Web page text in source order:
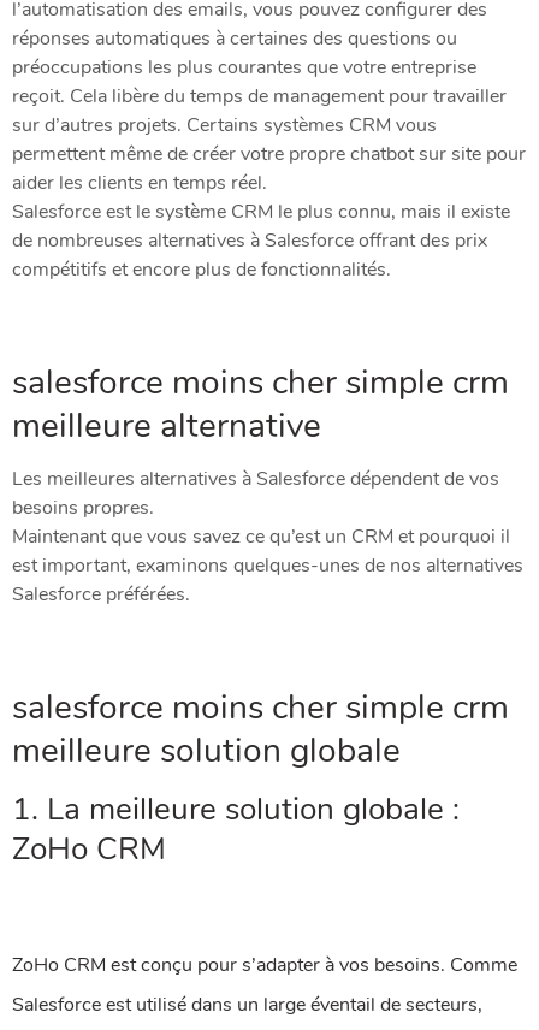
l’automatisation des emails, vous pouvez configurer des
réponses automatiques à certaines des questions ou
préoccupations les plus courantes que votre entreprise
reçoit. Cela libère du temps de management pour travailler
sur d’autres projets. Certains systèmes CRM vous
permettent même de créer votre propre chatbot sur site pour
aider les clients en temps réel.
Salesforce est le système CRM le plus connu, mais il existe
de nombreuses alternatives à Salesforce offrant des prix
compétitifs et encore plus de fonctionnalités.
salesforce moins cher simple crm
meilleure alternative
Les meilleures alternatives à Salesforce dépendent de vos
besoins propres.
Maintenant que vous savez ce qu’est un CRM et pourquoi il
est important, examinons quelques-unes de nos alternatives
Salesforce préférées.
salesforce moins cher simple crm
meilleure solution globale
1. La meilleure solution globale :
ZoHo CRM
ZoHo CRM est conçu pour s’adapter à vos besoins. Comme
Salesforce est utilisé dans un large éventail de secteurs,